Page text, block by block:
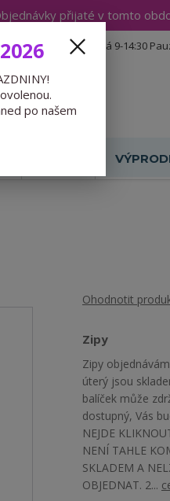
přijaté v tomto
Hledat
913 Po-Čt 9-15:30 Pá 9-14:30
Ohodnotit
Zipy
Zipy
úterý jsou
balíček může
dostupný, Vás
NEJDE
NENÍ TAHLE
SKLADEM A
OBJEDNAT. 2...
po našem